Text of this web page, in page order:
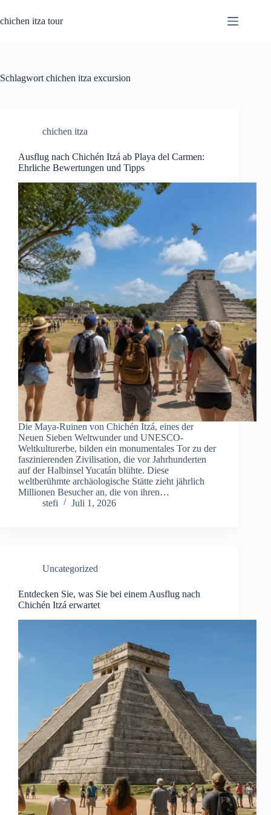
Inhalt
springen
chichen itza tour
Schlagwort chichen itza excursion
chichen itza
Ausflug nach Chichén Itzá ab Playa del Carmen:
Ehrliche Bewertungen und Tipps
Die Maya-Ruinen von Chichén Itzá, eines der
Neuen Sieben Weltwunder und UNESCO-
Weltkulturerbe, bilden ein monumentales Tor zu der
faszinierenden Zivilisation, die vor Jahrhunderten
auf der Halbinsel Yucatán blühte. Diese
weltberühmte archäologische Stätte zieht jährlich
Millionen Besucher an, die von ihren…
stefi
Juli 1, 2026
Uncategorized
Entdecken Sie, was Sie bei einem Ausflug nach
Chichén Itzá erwartet